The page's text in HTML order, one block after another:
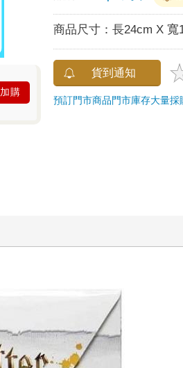
加購
商品尺寸：長24cm X 寬
貨到通知
預訂門市商品門市庫存大量採